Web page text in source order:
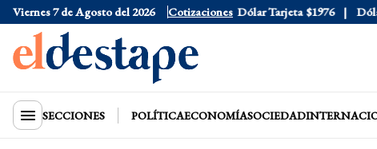
Viernes 7 de Agosto del 2026 Cotizaciones
Dólar Oficial $1520 Dólar Tarjeta $1976 Dólar
SECCIONES POLÍTICAECONOMÍASOCIEDAD